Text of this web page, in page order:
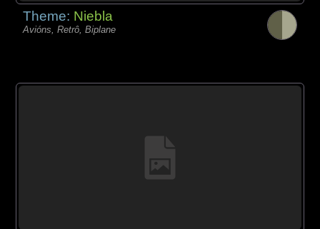
Theme: Niebla
Avións, Retrô, Biplane